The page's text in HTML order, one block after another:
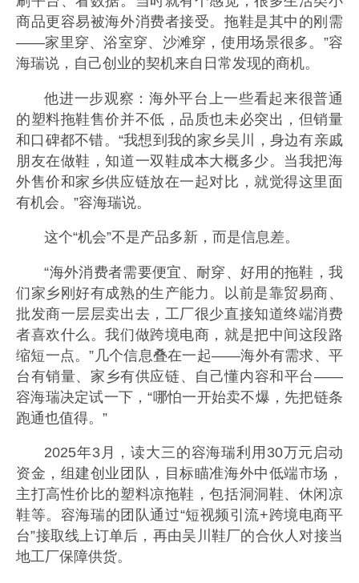
商品更容易被海外消费者接受。拖鞋是其中的刚需
——家里穿、浴室穿、沙滩穿，使用场景很多。”容
海瑞说，自己创业的契机来自日常发现的商机。
他进一步观察：海外平台上一些看起来很普通
的塑料拖鞋售价并不低，品质也未必突出，但销量
和口碑都不错。“我想到我的家乡吴川，身边有亲戚
朋友在做鞋，知道一双鞋成本大概多少。当我把海
外售价和家乡供应链放在一起对比，就觉得这里面
有机会。”容海瑞说。
这个“机会”不是产品多新，而是信息差。
“海外消费者需要便宜、耐穿、好用的拖鞋，我
们家乡刚好有成熟的生产能力。以前是靠贸易商、
批发商一层层卖出去，工厂很少直接知道终端消费
者喜欢什么。我们做跨境电商，就是把中间这段路
缩短一点。”几个信息叠在一起——海外有需求、平
台有销量、家乡有供应链、自己懂内容和平台——
容海瑞决定试一下，“哪怕一开始卖不爆，先把链条
跑通也值得。”
2025年3月，读大三的容海瑞利用30万元启动
资金，组建创业团队，目标瞄准海外中低端市场，
主打高性价比的塑料凉拖鞋，包括洞洞鞋、休闲凉
鞋等。容海瑞的团队通过“短视频引流+跨境电商平
台”接取线上订单后，再由吴川鞋厂的合伙人对接当
地工厂保障供货。